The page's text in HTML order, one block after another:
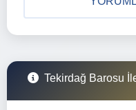
Tekirdağ Barosu